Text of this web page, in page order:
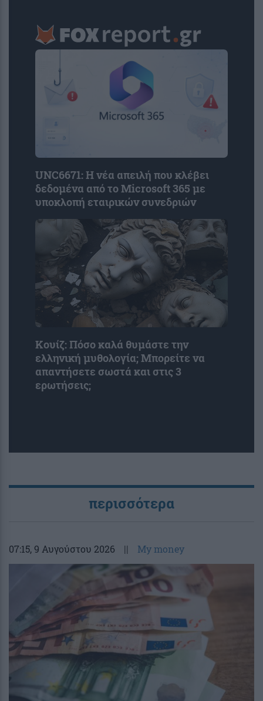
UNC6671: Η νέα απειλή που κλέβει
δεδομένα από το Microsoft 365 με
υποκλοπή εταιρικών συνεδριών
Κουίζ: Πόσο καλά θυμάστε την
ελληνική μυθολογία; Μπορείτε να
απαντήσετε σωστά και στις 3
ερωτήσεις;
περισσότερα
07:15, 9 Αυγούστου 2026 || My money